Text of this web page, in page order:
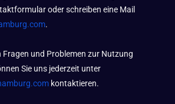
oder schreiben eine Mail
.
Fragen und Problemen zur Nutzung
Sie uns jederzeit unter
kontaktieren.